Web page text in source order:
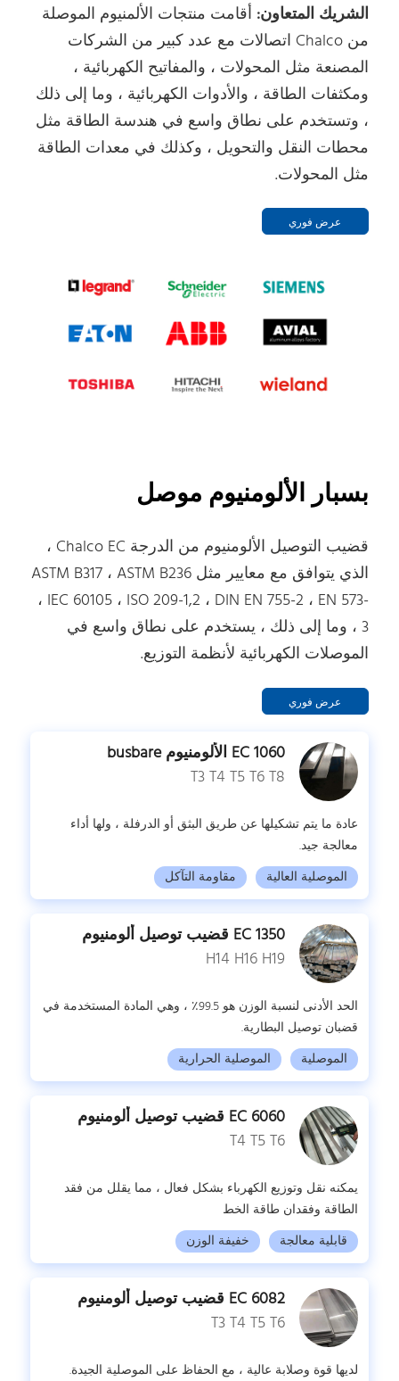
الشريك المتعاون: أقامت منتجات الألمنيوم الموصلة
من Chalco اتصالات مع عدد كبير من الشركات
المصنعة مثل المحولات ، والمفاتيح الكهربائية ،
ومكثفات الطاقة ، والأدوات الكهربائية ، وما إلى ذلك
، وتستخدم على نطاق واسع في هندسة الطاقة مثل
محطات النقل والتحويل ، وكذلك في معدات الطاقة
مثل المحولات.
عرض فوري
بسبار الألومنيوم موصل
قضيب التوصيل الألومنيوم من الدرجة Chalco EC ،
الذي يتوافق مع معايير مثل ASTM B317 ، ASTM B236
، IEC 60105 ، ISO 209-1,2 ، DIN EN 755-2 ، EN 573-
3 ، وما إلى ذلك ، يستخدم على نطاق واسع في
الموصلات الكهربائية لأنظمة التوزيع.
عرض فوري
1060 EC الألومنيوم busbare
T3 T4 T5 T6 T8
عادة ما يتم تشكيلها عن طريق البثق أو الدرفلة ، ولها أداء
معالجة جيد.
الموصلية العالية
مقاومة التآكل
1350 EC قضيب توصيل ألومنيوم
H14 H16 H19
الحد الأدنى لنسبة الوزن هو 99.5٪ ، وهي المادة المستخدمة في
قضبان توصيل البطارية.
الموصلية
الموصلية الحرارية
6060 EC قضيب توصيل ألومنيوم
T4 T5 T6
يمكنه نقل وتوزيع الكهرباء بشكل فعال ، مما يقلل من فقد
الطاقة وفقدان طاقة الخط
قابلية معالجة
خفيفة الوزن
6082 EC قضيب توصيل ألومنيوم
T3 T4 T5 T6
لديها قوة وصلابة عالية ، مع الحفاظ على الموصلية الجيدة.